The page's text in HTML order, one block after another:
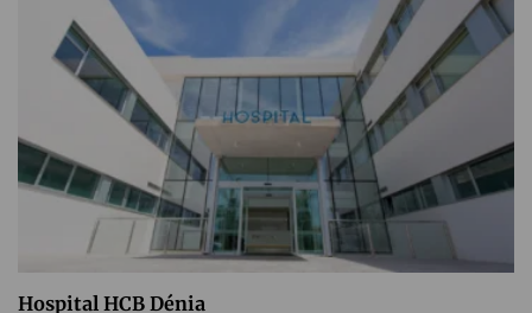
Hospital HCB Dénia